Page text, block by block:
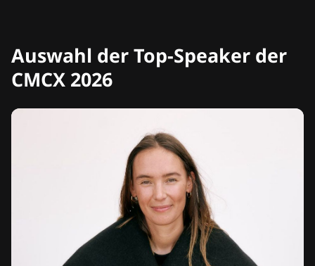
Auswahl der Top-Speaker der
CMCX 2026